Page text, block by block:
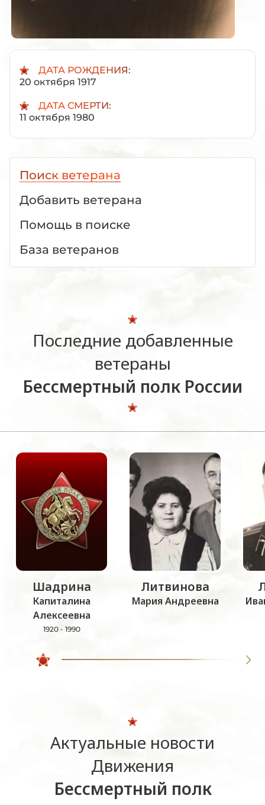
ДАТА РОЖДЕНИЯ:
20 октября 1917
ДАТА СМЕРТИ:
11 октября 1980
Поиск ветерана
Добавить ветерана
Помощь в поиске
База ветеранов
Последние добавленные
ветераны
Бессмертный полк России
Шадрина
Капиталина
Алексеевна
1920 - 1990
Литвинова
Мария Андреевна
Актуальные новости
Движения
Бессмертный полк